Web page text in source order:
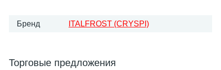
Бренд ITALFROST (CRYSPI)
Торговые предложения